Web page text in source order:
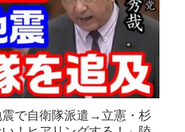
震で自衛隊派遣→立憲・杉